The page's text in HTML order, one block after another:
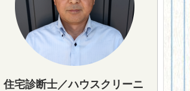
住宅診断士／ハウスクリーニ